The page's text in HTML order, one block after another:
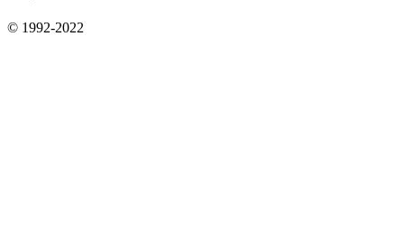
© 1992-2022